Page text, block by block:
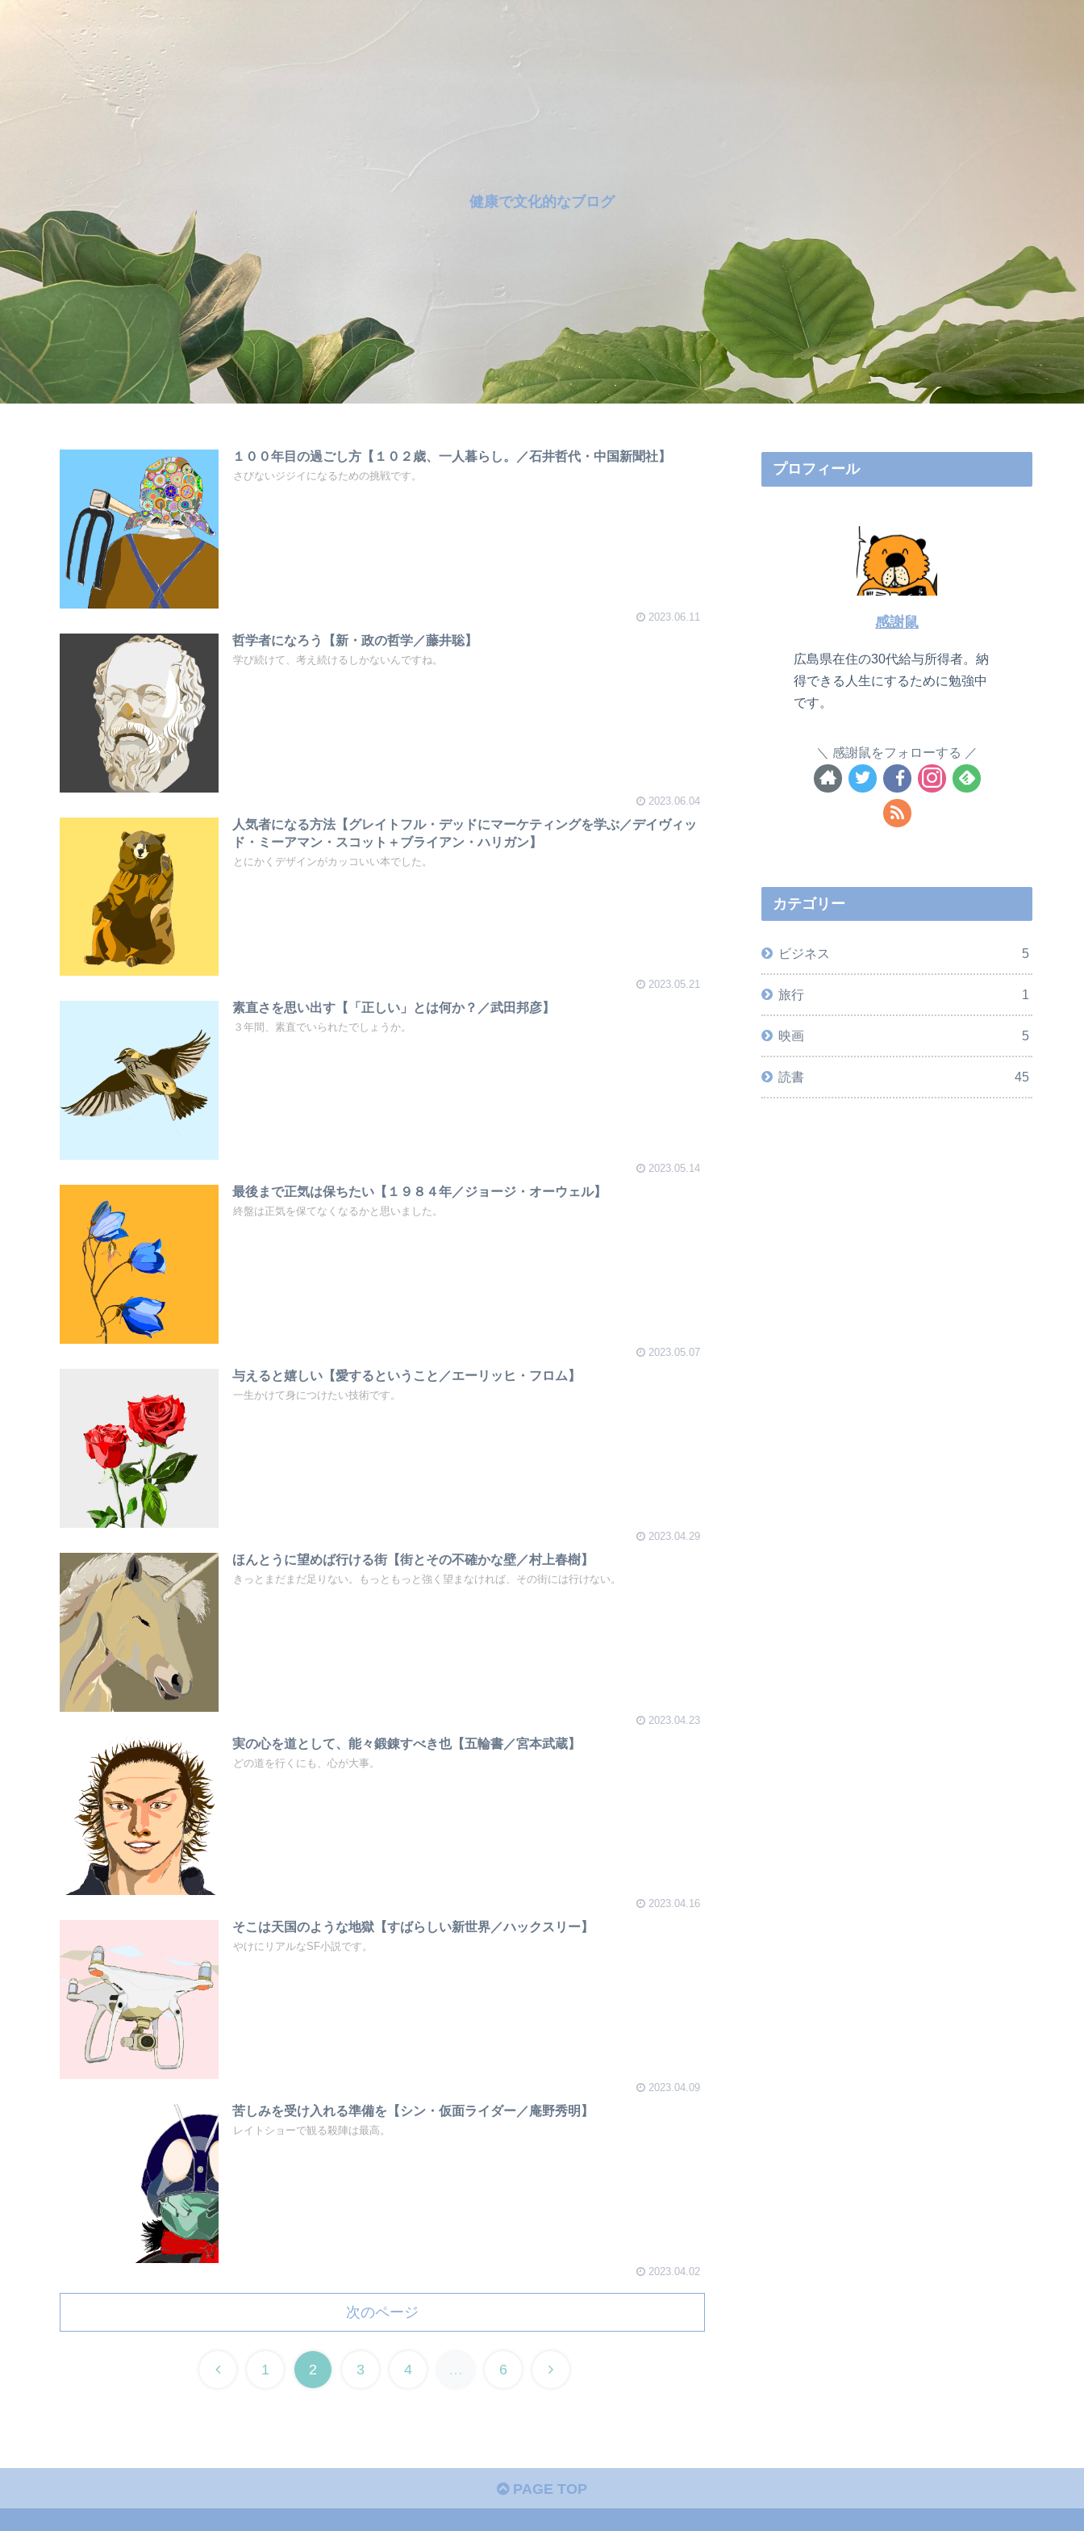
健康で文化的なブログ
１００年目の過ごし方【１０２歳、一人暮らし。／石井哲代・中国新聞社】
さびないジジイになるための挑戦です。
2023.06.11
哲学者になろう【新・政の哲学／藤井聡】
学び続けて、考え続けるしかないんですね。
2023.06.04
人気者になる方法【グレイトフル・デッドにマーケティングを学ぶ／デイヴィッ
ド・ミーアマン・スコット＋ブライアン・ハリガン】
とにかくデザインがカッコいい本でした。
2023.05.21
素直さを思い出す【「正しい」とは何か？／武田邦彦】
３年間、素直でいられたでしょうか。
2023.05.14
最後まで正気は保ちたい【１９８４年／ジョージ・オーウェル】
終盤は正気を保てなくなるかと思いました。
2023.05.07
与えると嬉しい【愛するということ／エーリッヒ・フロム】
一生かけて身につけたい技術です。
2023.04.29
ほんとうに望めば行ける街【街とその不確かな壁／村上春樹】
きっとまだまだ足りない。もっともっと強く望まなければ、その街には行けない。
2023.04.23
実の心を道として、能々鍛錬すべき也【五輪書／宮本武蔵】
どの道を行くにも、心が大事。
2023.04.16
そこは天国のような地獄【すばらしい新世界／ハックスリー】
やけにリアルなSF小説です。
2023.04.09
苦しみを受け入れる準備を【シン・仮面ライダー／庵野秀明】
レイトショーで観る殺陣は最高。
2023.04.02
次のページ
1 2 3 4 … 6
プロフィール
感謝鼠
広島県在住の30代給与所得者。納
得できる人生にするために勉強中
です。
感謝鼠をフォローする
カテゴリー
ビジネス 5
旅行 1
映画 5
読書 45
PAGE TOP